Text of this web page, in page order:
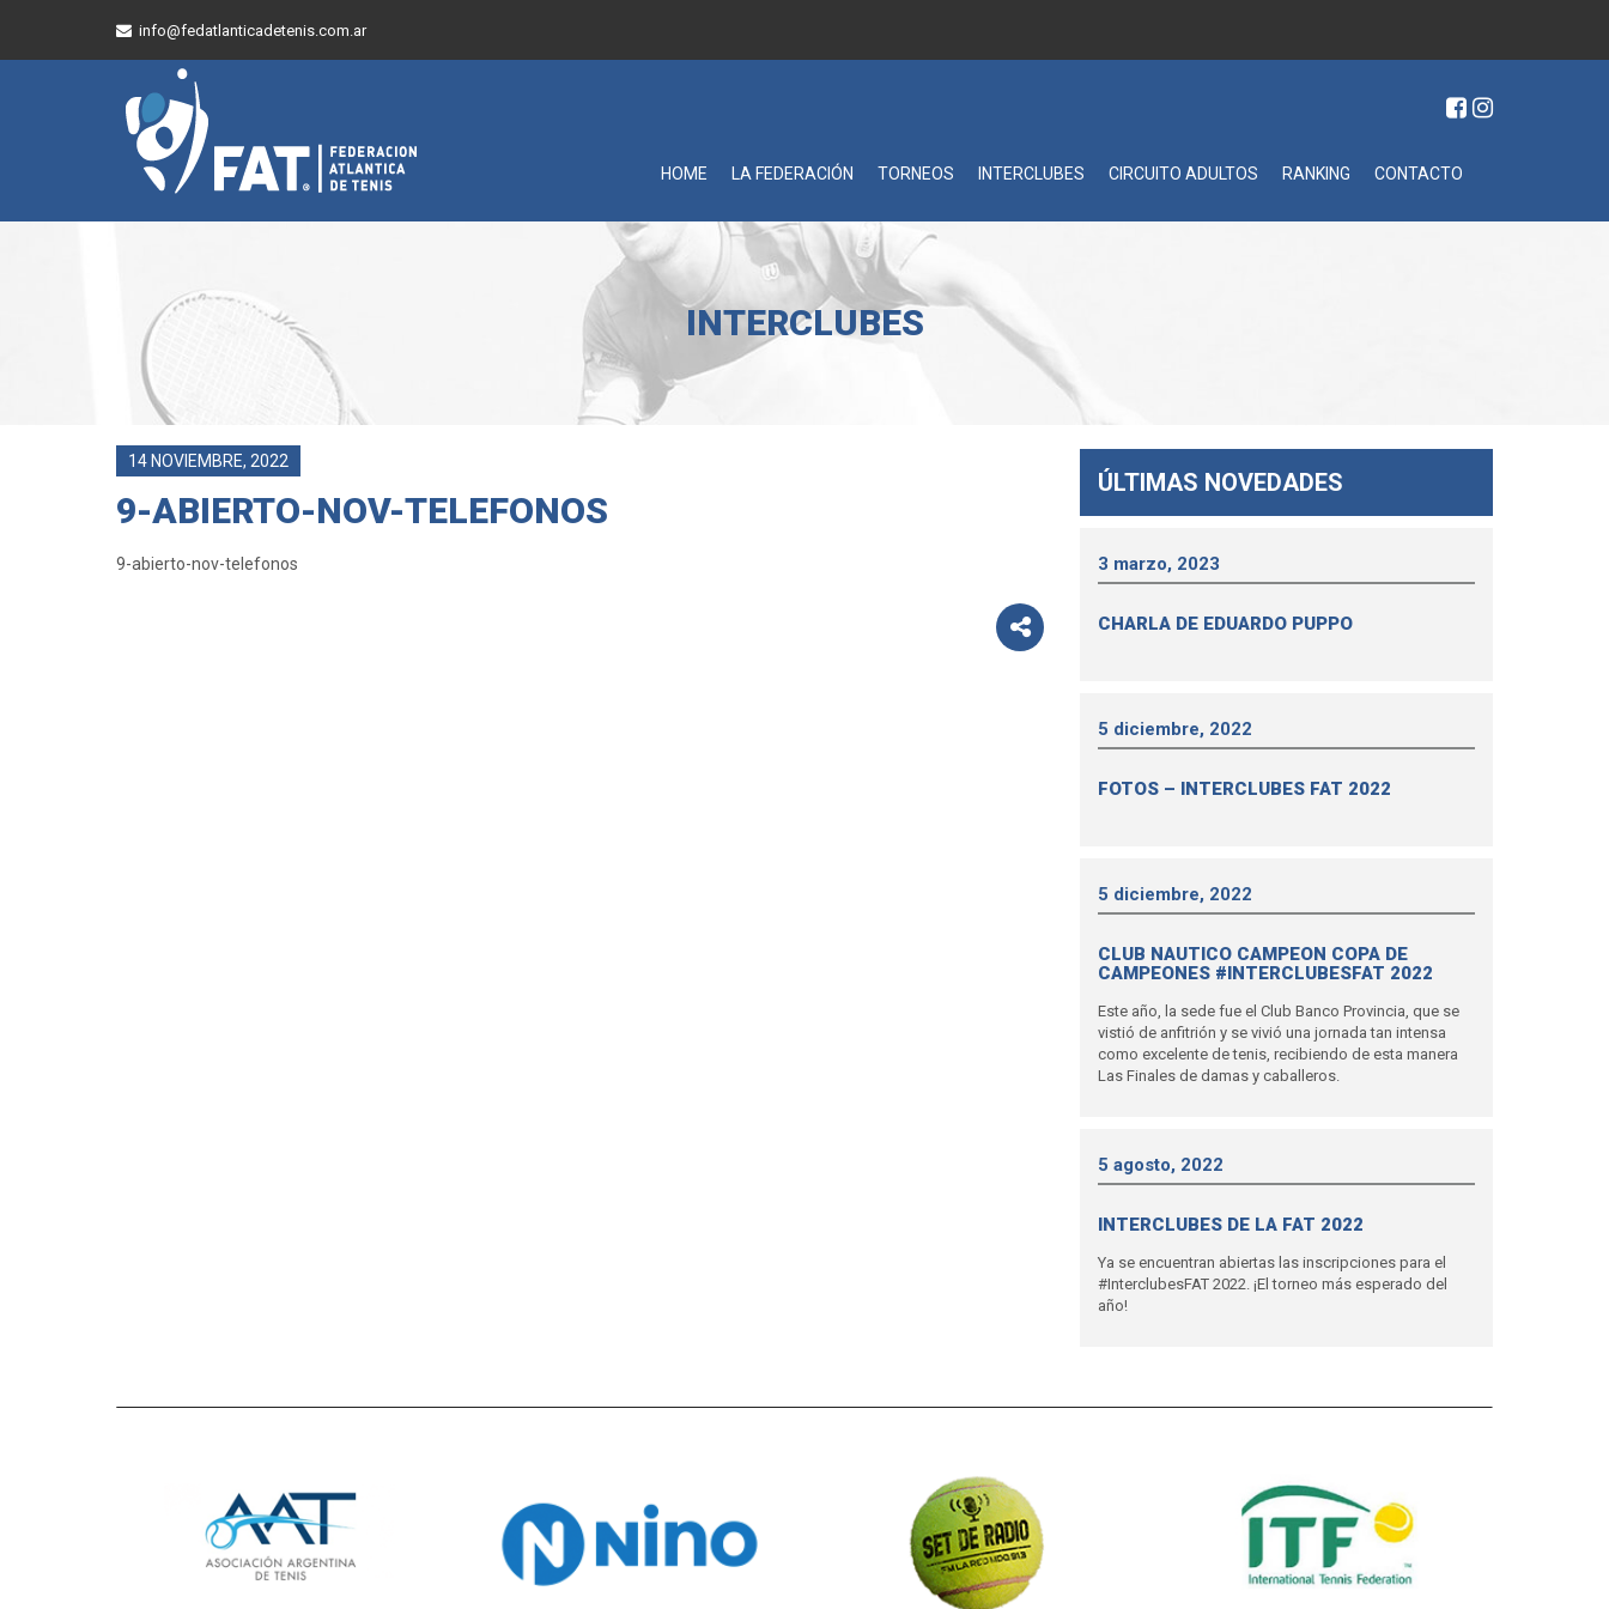
info@fedatlanticadetenis.com.ar
HOME LA FEDERACIÓN TORNEOS INTERCLUBES CIRCUITO ADULTOS RANKING CONTACTO
INTERCLUBES
14 NOVIEMBRE, 2022
9-ABIERTO-NOV-TELEFONOS
9-abierto-nov-telefonos
ÚLTIMAS NOVEDADES
3 marzo, 2023
CHARLA DE EDUARDO PUPPO
5 diciembre, 2022
FOTOS – INTERCLUBES FAT 2022
5 diciembre, 2022
CLUB NAUTICO CAMPEON COPA DE
CAMPEONES #INTERCLUBESFAT 2022
Este año, la sede fue el Club Banco Provincia, que se
vistió de anfitrión y se vivió una jornada tan intensa
como excelente de tenis, recibiendo de esta manera
Las Finales de damas y caballeros.
5 agosto, 2022
INTERCLUBES DE LA FAT 2022
Ya se encuentran abiertas las inscripciones para el
#InterclubesFAT 2022. ¡El torneo más esperado del
año!